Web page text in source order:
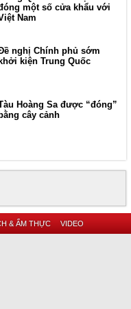
một số cửa khẩu với
Nam
nghị Chính phủ sớm
khởi kiện Trung Quốc
Hoàng Sa được “đóng”
bằng cây cảnh
& ẨM THỰC VIDEO